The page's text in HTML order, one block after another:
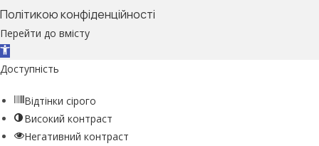
Політикою конфіденційності
Перейти до вмісту
Відкрити Панель інструментів
Доступність
Відтінки сірого
Високий контраст
Негативний контраст